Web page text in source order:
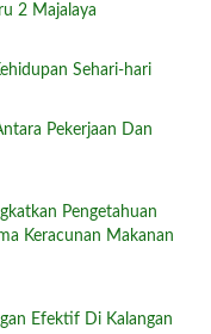
2 Majalaya
Sehari-hari
Pekerjaan Dan
Pengetahuan
Keracunan Makanan
Efektif Di Kalangan